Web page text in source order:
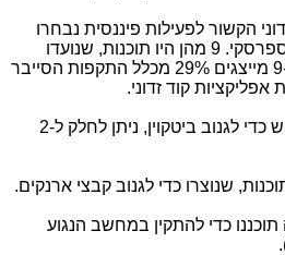
קוד זדוני הקשור לפעילות פיננסית נבחרו
עבור המחקר של מעבדת קספרסקי. 9 מהן היו תוכנות, שנועדו
לגנוב מטבע קריפטוגרפי. ה-9 מייצגים 29% מכלל התקפות הסייבר
קוד זדוני.
את הכלים, בהם נעשה שימוש כדי לגנוב ביטקוין, ניתן לחלק ל-2
שנוצרו כדי לגנוב קבצי ארנקים.
כדי להתקין במחשב הנגוע